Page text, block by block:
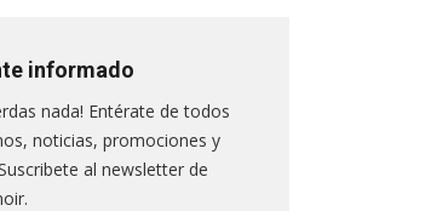
informado
nada! Entérate de todos
noticias, promociones y
al newsletter de